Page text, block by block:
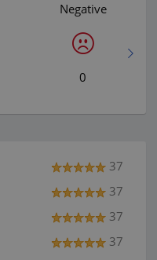
Negative
0
37
37
37
37